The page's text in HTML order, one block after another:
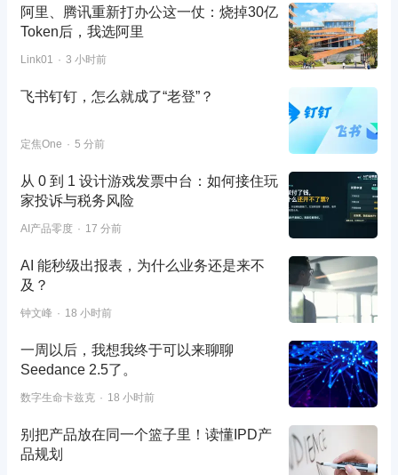
阿里、腾讯重新打办公这一仗：烧掉30亿
Token后，我选阿里
Link01 3 小时前
飞书钉钉，怎么就成了“老登”？
定焦One 5 分前
从 0 到 1 设计游戏发票中台：如何接住玩
家投诉与税务风险
AI产品零度 17 分前
AI 能秒级出报表，为什么业务还是来不
及？
钟文峰 18 小时前
一周以后，我想我终于可以来聊聊
Seedance 2.5了。
数字生命卡兹克 18 小时前
别把产品放在同一个篮子里！读懂IPD产
品规划